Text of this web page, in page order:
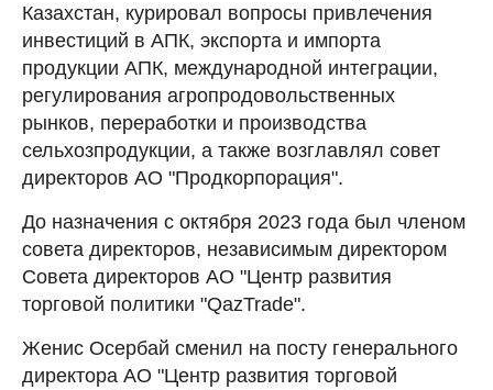
Казахстан, курировал вопросы привлечения
инвестиций в АПК, экспорта и импорта
продукции АПК, международной интеграции,
регулирования агропродовольственных
рынков, переработки и производства
сельхозпродукции, а также возглавлял совет
директоров АО "Продкорпорация".
До назначения с октября 2023 года был членом
совета директоров, независимым директором
Совета директоров АО "Центр развития
торговой политики "QazTrade".
Женис Осербай сменил на посту генерального
директора АО "Центр развития торговой